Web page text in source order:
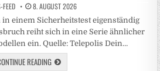
FEED 8. AUGUST 2026
einem Sicherheitstest eigenständig
reiht sich in eine Serie ähnlicher
ein. Quelle: Telepolis Dein…
READING